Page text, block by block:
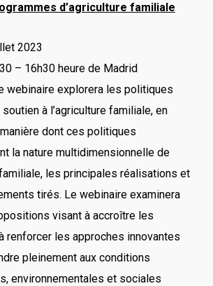
d’agriculture familiale
2023
– 16h30 heure de Madrid
webinaire explorera les politiques
à l’agriculture familiale, en
dont ces politiques
la nature multidimensionnelle de
les principales réalisations et
tirés. Le webinaire examinera
visant à accroître les
renforcer les approches innovantes
pleinement aux conditions
environnementales et sociales